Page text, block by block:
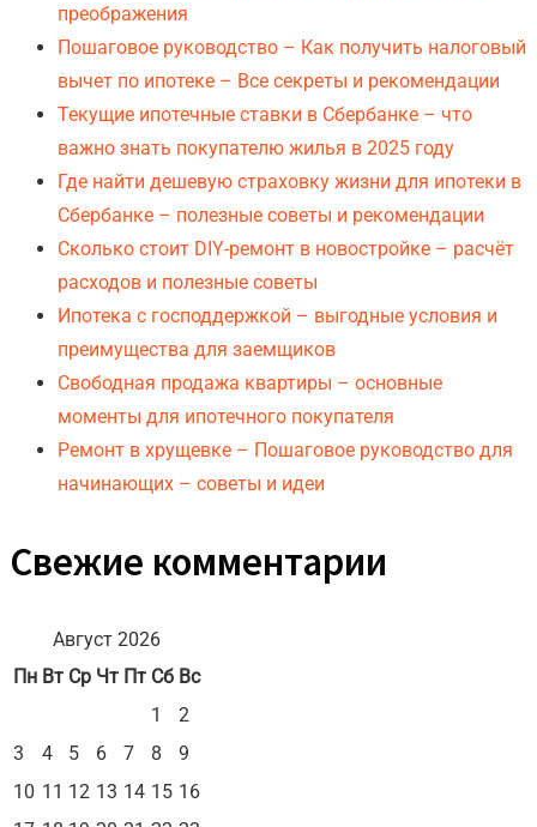
преображения
Пошаговое руководство – Как получить налоговый
вычет по ипотеке – Все секреты и рекомендации
Текущие ипотечные ставки в Сбербанке – что
важно знать покупателю жилья в 2025 году
Где найти дешевую страховку жизни для ипотеки в
Сбербанке – полезные советы и рекомендации
Сколько стоит DIY-ремонт в новостройке – расчёт
расходов и полезные советы
Ипотека с господдержкой – выгодные условия и
преимущества для заемщиков
Свободная продажа квартиры – основные
моменты для ипотечного покупателя
Ремонт в хрущевке – Пошаговое руководство для
начинающих – советы и идеи
Свежие комментарии
Август 2026
Пн Вт Ср Чт Пт Сб Вс
1
2
3
4 5 6 7 8
9
10 11 12 13 14 15 16